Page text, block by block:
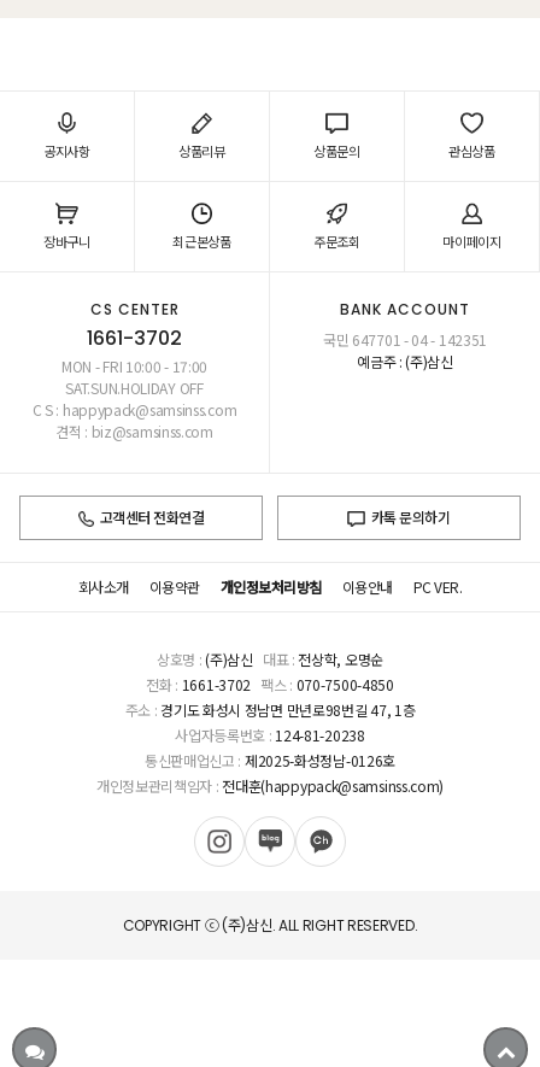
공지사항 상품리뷰 상품문의 관심상품
장바구니 최근본상품 주문조회 마이페이지
CS CENTER
1661-3702
MON - FRI 10:00 - 17:00
SAT.SUN.HOLIDAY OFF
C S : happypack@samsinss.com
견적 : biz@samsinss.com
BANK ACCOUNT
국민 647701 - 04 - 142351
예금주 : (주)삼신
고객센터 전화연결 카톡 문의하기
회사소개 이용약관 개인정보처리방침 이용안내 PC VER.
상호명 :(주)삼신 대표 : 전상학, 오명순
전화 : 1661-3702 팩스 : 070-7500-4850
주소 : 경기도 화성시 정남면 만년로98번길 47, 1층
사업자등록번호 : 124-81-20238
통신판매업신고 : 제2025-화성정남-0126호
개인정보관리책임자 : 전대훈(happypack@samsinss.com)
COPYRIGHT ⓒ (주)삼신. ALL RIGHT RESERVED.